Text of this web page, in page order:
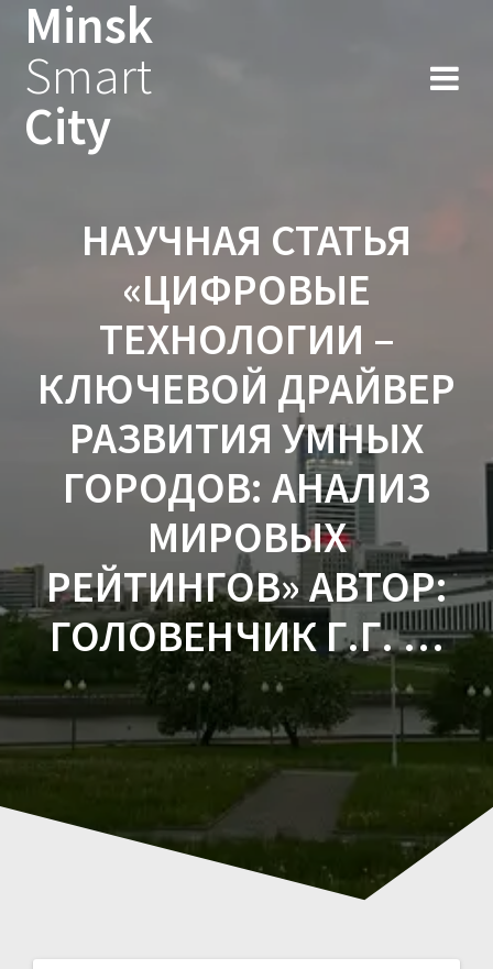
Minsk
Smart
City
НАУЧНАЯ СТАТЬЯ
«ЦИФРОВЫЕ
ТЕХНОЛОГИИ –
КЛЮЧЕВОЙ ДРАЙВЕР
РАЗВИТИЯ УМНЫХ
ГОРОДОВ: АНАЛИЗ
МИРОВЫХ
РЕЙТИНГОВ» АВТОР:
ГОЛОВЕНЧИК Г.Г. …